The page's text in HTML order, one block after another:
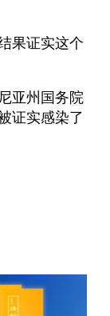
果证实这个
亚州国务院
证实感染了